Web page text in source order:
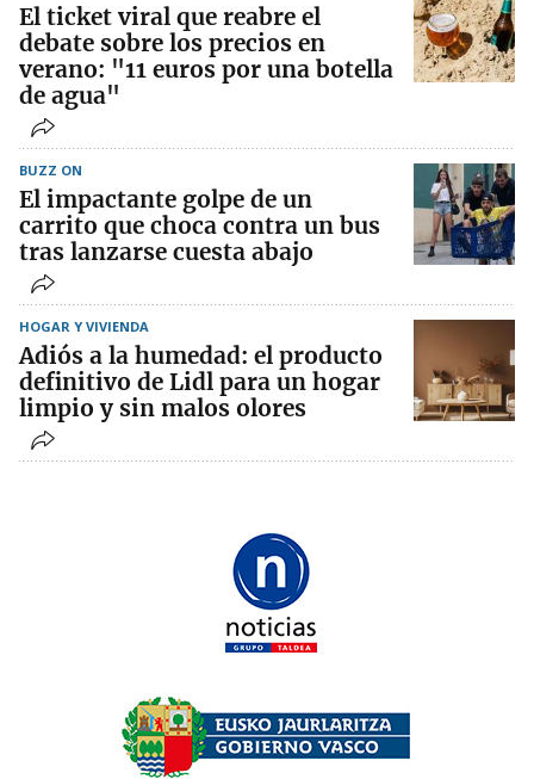
El ticket viral que reabre el
debate sobre los precios en
verano: "11 euros por una botella
de agua"
BUZZ ON
El impactante golpe de un
carrito que choca contra un bus
tras lanzarse cuesta abajo
HOGAR Y VIVIENDA
Adiós a la humedad: el producto
definitivo de Lidl para un hogar
limpio y sin malos olores